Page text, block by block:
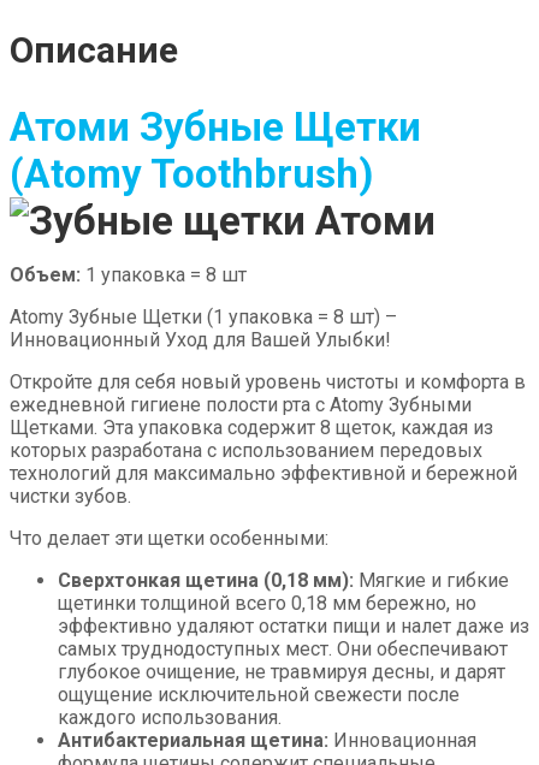
Описание
Атоми Зубные Щетки
(Atomy Toothbrush)
Объем: 1 упаковка = 8 шт
Atomy Зубные Щетки (1 упаковка = 8 шт) –
Инновационный Уход для Вашей Улыбки!
Откройте для себя новый уровень чистоты и комфорта в
ежедневной гигиене полости рта с Atomy Зубными
Щетками. Эта упаковка содержит 8 щеток, каждая из
которых разработана с использованием передовых
технологий для максимально эффективной и бережной
чистки зубов.
Что делает эти щетки особенными:
Сверхтонкая щетина (0,18 мм): Мягкие и гибкие
щетинки толщиной всего 0,18 мм бережно, но
эффективно удаляют остатки пищи и налет даже из
самых труднодоступных мест. Они обеспечивают
глубокое очищение, не травмируя десны, и дарят
ощущение исключительной свежести после
каждого использования.
Антибактериальная щетина: Инновационная